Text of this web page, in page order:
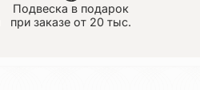
Подвеска в подарок
при заказе от 20 тыс.